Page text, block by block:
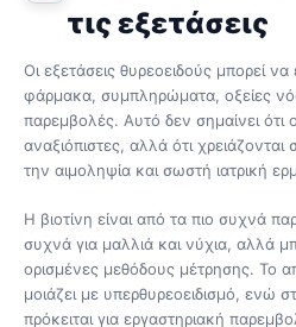
τις εξετάσεις
Οι εξετάσεις θυρεοειδούς μπορεί
φάρμακα, συμπληρώματα, οξείες
παρεμβολές. Αυτό δεν σημαίνει ότι
αναξιόπιστες, αλλά ότι
την αιμοληψία και σωστή ιατρική
Η βιοτίνη είναι από τα πιο συχνά
συχνά για μαλλιά και νύχια, αλλά
ορισμένες μεθόδους μέτρησης. Το
μοιάζει με υπερθυρεοειδισμό, ενώ
πρόκειται για εργαστηριακή